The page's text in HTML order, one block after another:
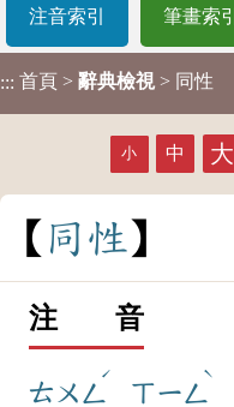
注音索引 筆畫索引
::: 首頁 > 辭典檢視 > 同性
小 中 大
同性
注 音
ㄊㄨㄥ
ˊ
ㄒㄧㄥ
ˋ